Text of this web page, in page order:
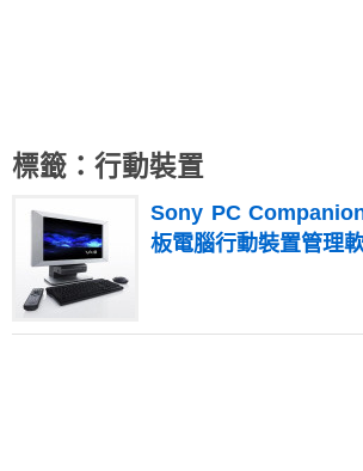
標籤：行動裝置
Sony PC
板電腦行動裝置管理